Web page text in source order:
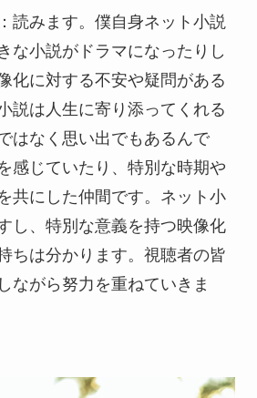
読みます。僕自身ネット小説
な小説がドラマになったりし
化に対する不安や疑問がある
説は人生に寄り添ってくれる
はなく思い出でもあるんで
感じていたり、特別な時期や
共にした仲間です。ネット小
し、特別な意義を持つ映像化
ちは分かります。視聴者の皆
ながら努力を重ねていきま